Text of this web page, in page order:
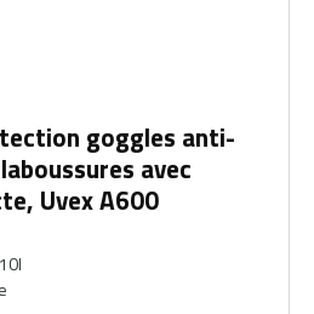
goggles anti-
avec
Uvex A600